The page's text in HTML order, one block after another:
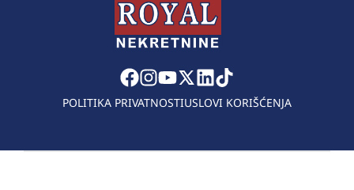
POLITIKA PRIVATNOSTIUSLOVI KORIŠĆENJA